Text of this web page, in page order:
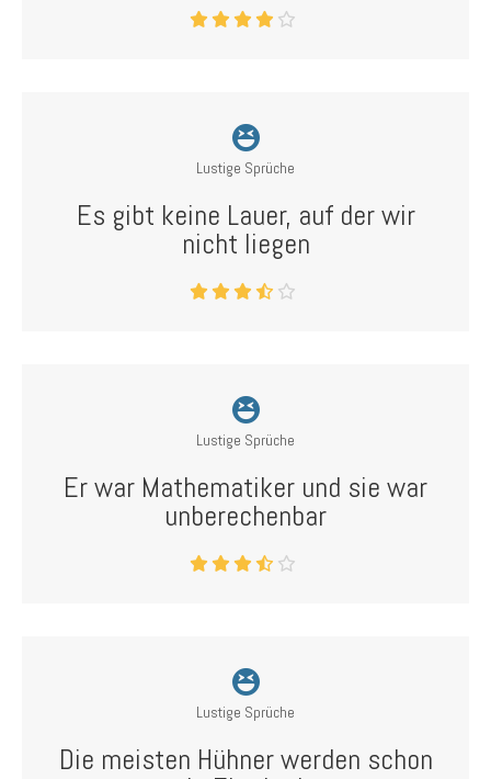
Lustige Sprüche
Es gibt keine Lauer, auf der wir
nicht liegen
Lustige Sprüche
Er war Mathematiker und sie war
unberechenbar
Lustige Sprüche
Die meisten Hühner werden schon